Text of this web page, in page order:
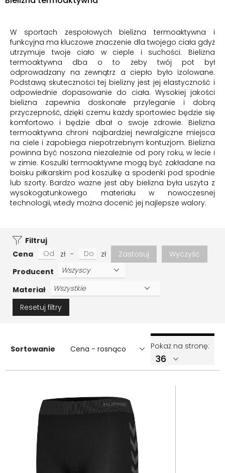
W sportach zespołowych bielizna termoaktywna i
funkcyjna ma kluczowe znaczenie dla twojego ciała gdyż
utrzymuje twoje ciało w cieple i suchości. Bielizna
termoaktywna dba o to żeby twój pot był
odprowadzany na zewnątrz a ciepło było izolowane.
Podstawą skuteczności tej bielizny jest jej elastyczność i
odpowiednie dopasowanie do ciała. Wysokiej jakości
bielizna zapewnia doskonałe przyleganie i dobrą
przyczepność, dzięki czemu każdy sportowiec będzie się
komfortowo i będzie dbał o swoje zdrowie. Bielizna
termoaktywna chroni najbardziej newralgiczne miejsca
na ciele i zapobiega niepotrzebnym kontuzjom. Bielizna
powinna być noszona niezależnie od pory roku, w lecie i
w zimie. Koszulki termoaktywne mogą być zakładane na
boisku piłkarskim pod koszulkę a spodenki pod spodnie
lub szorty. Bardzo wazne jest aby bielizna była uszyta z
wysokogatunkowego materiału w nowoczesnej
technologii, wtedy można docenić jej najlepsze walory.
Filtruj
Cena
zł - zł Zastosuj
Wyczyść
Producent
Materiał
Resetuj filtry
Sortowanie Cena - rosnąco Pokaż na stronę: